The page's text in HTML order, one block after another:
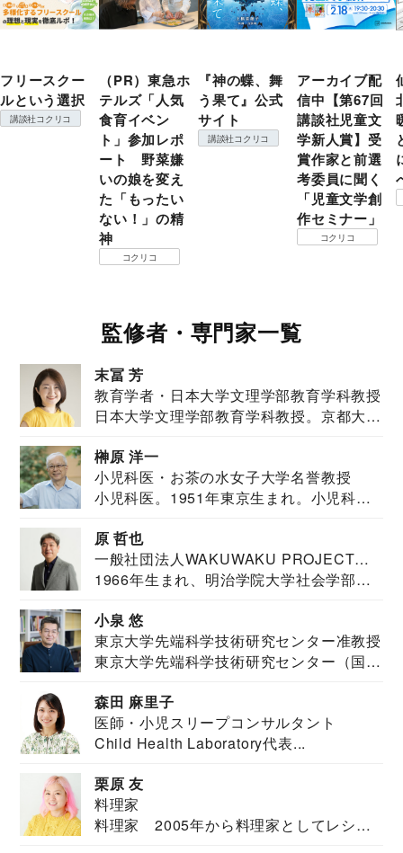
フリースクー
ルという選択
講談社コクリコ
（PR）東急ホ
テルズ「人気
食育イベン
ト」参加レポ
ート 野菜嫌
いの娘を変え
た「もったい
ない！」の精
神
コクリコ
『神の蝶、舞
う果て』公式
サイト
講談社コクリコ
アーカイブ配
信中【第67回
講談社児童文
学新人賞】受
賞作家と前選
考委員に聞く
「児童文学創
作セミナー」
コクリコ
監修者・専門家一覧
末冨 芳
教育学者・日本大学文理学部教育学科教授
日本大学文理学部教育学科教授。京都大学
榊原 洋一
小児科医・お茶の水女子大学名誉教授
小児科医。1951年東京生まれ。小児科
原 哲也
一般社団法人WAKUWAKU PROJECT
JAPAN代表・言語聴覚士・社会福祉士
1966年生まれ、明治学院大学社会学部福
小泉 悠
東京大学先端科学技術研究センター准教授
東京大学先端科学技術研究センター（国際
森田 麻里子
医師・小児スリープコンサルタント
Child Health Laboratory代表...
栗原 友
料理家
料理家 2005年から料理家としてレシピ